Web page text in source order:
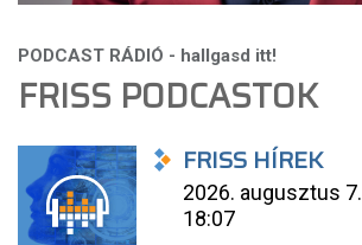
FRISS PODCASTOK
FRISS HÍREK
2026. augusztus 7.
18:07